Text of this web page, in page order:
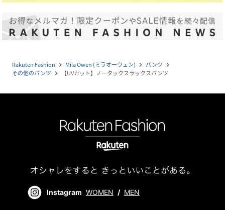
Rakuten Fashion navigate_next Mila Owen (ミラオーウェン) navigate_next パンツ navigate_next
その他のパンツ navigate_next 【UVカット】ノータックスラックスパンツ
Instagram WOMEN / MEN